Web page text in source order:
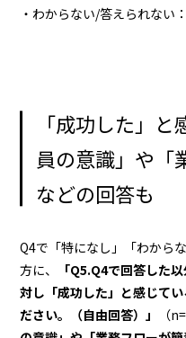
・わからない/答えられない
「成功した」
員の意識」や「
などの回答も
Q4で「特になし」「わから
方に、
「Q5.Q4で回答した
対し「成功した」と感じて
ださい。（自由回答）」
（